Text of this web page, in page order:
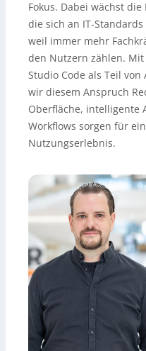
Fokus. Dabei wächst
die sich an IT-
weil immer mehr
den Nutzern zählen.
Studio Code als Teil
wir diesem Anspruch
Oberfläche, intelligente
Workflows sorgen für
Nutzungserlebnis.